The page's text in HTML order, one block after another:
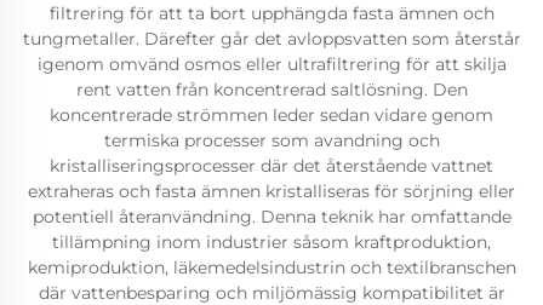
filtrering för att ta bort upphängda fasta ämnen och
tungmetaller. Därefter går det avloppsvatten som återstår
igenom omvänd osmos eller ultrafiltrering för att skilja
rent vatten från koncentrerad saltlösning. Den
koncentrerade strömmen leder sedan vidare genom
termiska processer som avandning och
kristalliseringsprocesser där det återstående vattnet
extraheras och fasta ämnen kristalliseras för sörjning eller
potentiell återanvändning. Denna teknik har omfattande
tillämpning inom industrier såsom kraftproduktion,
kemiproduktion, läkemedelsindustrin och textilbranschen
där vattenbesparing och miljömässig kompatibilitet är